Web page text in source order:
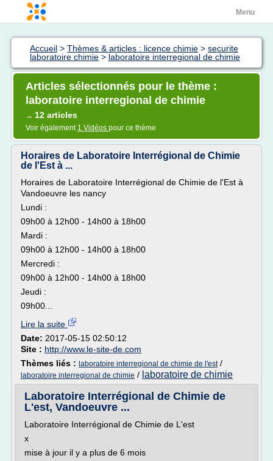
Menu
Accueil > Thèmes & articles : licence chimie > securite
laboratoire chimie > laboratoire interregional de chimie
Articles sélectionnés pour le thème :
laboratoire interregional de chimie
→ 12 articles
Voir également 1 Vidéos pour ce thème
Horaires de Laboratoire Interrégional de Chimie
de l'Est à ...
Horaires de Laboratoire Interrégional de Chimie de l'Est à
Vandoeuvre les nancy
Lundi :
09h00 à 12h00 - 14h00 à 18h00
Mardi :
09h00 à 12h00 - 14h00 à 18h00
Mercredi :
09h00 à 12h00 - 14h00 à 18h00
Jeudi :
09h00...
Lire la suite
Date: 2017-05-15 02:50:12
Site : http://www.le-site-de.com
Thèmes liés : laboratoire interregional de chimie de l'est/
laboratoire interregional de chimie / laboratoire de chimie
Laboratoire Interrégional de Chimie de
L'est, Vandoeuvre ...
Laboratoire Interrégional de Chimie de L'est
x
mise à jour il y a plus de 6 mois